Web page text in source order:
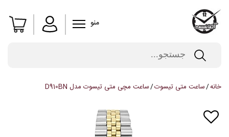
منو
خانه ساعت متی تیسوت ساعت مچی متی تیسوت مدل D910BN